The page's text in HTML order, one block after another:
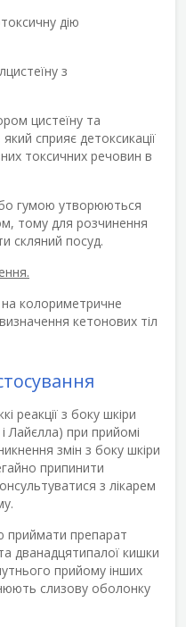
дію
з
цистеїну та
сприяє детоксикації
токсичних речовин в
гумою утворюються
тому для розчинення
скляний посуд.
колориметричне
кетонових тіл
реакції з боку шкіри
Лайєлла) при прийомі
змін з боку шкіри
припинити
з лікарем
приймати препарат
дванадцятипалої кишки
прийому інших
слизову оболонку